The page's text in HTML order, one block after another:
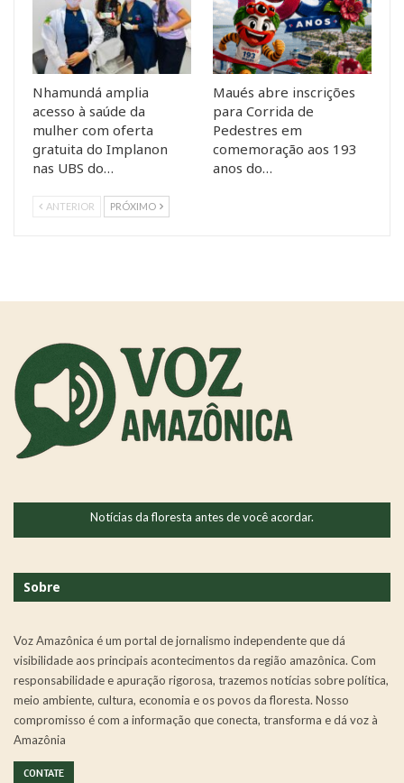
Nhamundá amplia
acesso à saúde da
mulher com oferta
gratuita do Implanon
nas UBS do…
Maués abre inscrições
para Corrida de
Pedestres em
comemoração aos 193
anos do…
ANTERIOR PRÓXIMO
Notícias da floresta antes de você acordar.
Sobre
Voz Amazônica é um portal de jornalismo independente que dá
visibilidade aos principais acontecimentos da região amazônica. Com
responsabilidade e apuração rigorosa, trazemos notícias sobre política,
meio ambiente, cultura, economia e os povos da floresta. Nosso
compromisso é com a informação que conecta, transforma e dá voz à
Amazônia
CONTATE